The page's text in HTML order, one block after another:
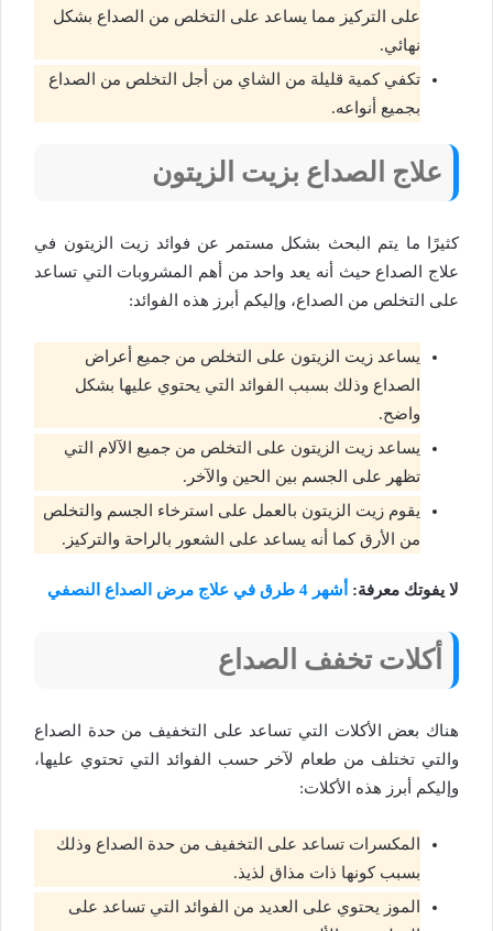
على التركيز مما يساعد على التخلص من الصداع بشكل
نهائي.
تكفي كمية قليلة من الشاي من أجل التخلص من الصداع
بجميع أنواعه.
علاج الصداع بزيت الزيتون
كثيرًا ما يتم البحث بشكل مستمر عن فوائد زيت الزيتون في
علاج الصداع حيث أنه يعد واحد من أهم المشروبات التي تساعد
على التخلص من الصداع، وإليكم أبرز هذه الفوائد:
يساعد زيت الزيتون على التخلص من جميع أعراض
الصداع وذلك بسبب الفوائد التي يحتوي عليها بشكل
واضح.
يساعد زيت الزيتون على التخلص من جميع الآلام التي
تظهر على الجسم بين الحين والآخر.
يقوم زيت الزيتون بالعمل على استرخاء الجسم والتخلص
من الأرق كما أنه يساعد على الشعور بالراحة والتركيز.
لا يفوتك معرفة: أشهر 4 طرق في علاج مرض الصداع النصفي
أكلات تخفف الصداع
هناك بعض الأكلات التي تساعد على التخفيف من حدة الصداع
والتي تختلف من طعام لآخر حسب الفوائد التي تحتوي عليها،
وإليكم أبرز هذه الأكلات:
المكسرات تساعد على التخفيف من حدة الصداع وذلك
بسبب كونها ذات مذاق لذيذ.
الموز يحتوي على العديد من الفوائد التي تساعد على